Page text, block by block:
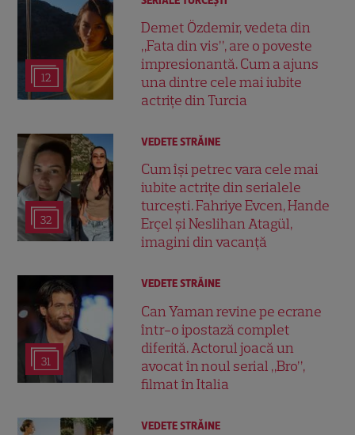
12
Demet Özdemir, vedeta din
„Fata din vis”, are o poveste
impresionantă. Cum a ajuns
una dintre cele mai iubite
actrițe din Turcia
32
VEDETE STRĂINE
Cum își petrec vara cele mai
iubite actrițe din serialele
turcești. Fahriye Evcen, Hande
Erçel și Neslihan Atagül,
imagini din vacanță
31
VEDETE STRĂINE
Can Yaman revine pe ecrane
într-o ipostază complet
diferită. Actorul joacă un
avocat în noul serial „Bro”,
filmat în Italia
VEDETE STRĂINE